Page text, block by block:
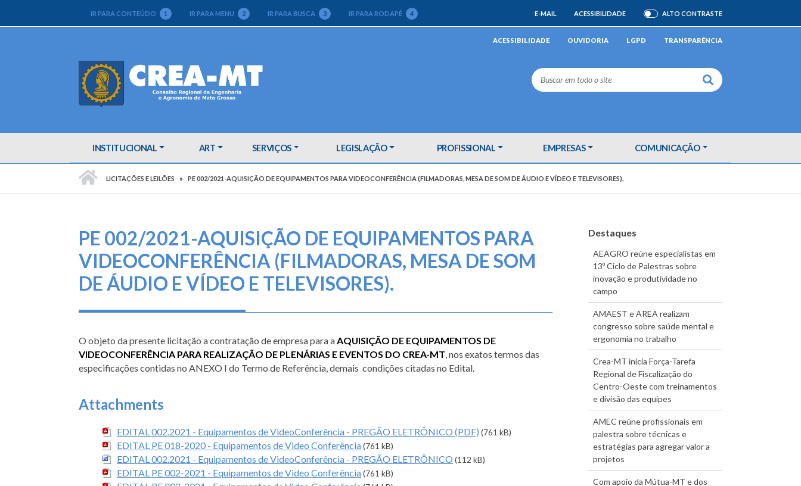
IR PARA CONTEÚDO 1 IR PARA MENU 2 IR PARA BUSCA 3 IR PARA RODAPÉ 4 E-MAIL ACESSIBILIDADE ATIVAR/DESATIVAR
ALTO CONTRASTE
ACESSIBILIDADE OUVIDORIA LGPD TRANSPARÊNCIA
Buscar
INSTITUCIONAL ART SERVIÇOS LEGISLAÇÃO PROFISSIONAL EMPRESAS COMUNICAÇÃO
LICITAÇÕES E LEILÕES PE 002/2021-AQUISIÇÃO DE EQUIPAMENTOS PARA VIDEOCONFERÊNCIA (FILMADORAS, MESA DE SOM DE ÁUDIO E VÍDEO E TELEVISORES).
PE 002/2021-AQUISIÇÃO DE EQUIPAMENTOS PARA
VIDEOCONFERÊNCIA (FILMADORAS, MESA DE SOM
DE ÁUDIO E VÍDEO E TELEVISORES).
O objeto da presente licitação a contratação de empresa para aAQUISIÇÃO DE EQUIPAMENTOS DE
VIDEOCONFERÊNCIA PARA REALIZAÇÃO DE PLENÁRIAS E EVENTOS DO CREA-MT, nos exatos termos das
especificações contidas no ANEXO I do Termo de Referência, demais condições citadas no Edital.
Attachments
EDITAL 002.2021 - Equipamentos de VideoConferência - PREGÃO ELETRÔNICO (PDF) (761 kB)
EDITAL PE 018-2020 - Equipamentos de Video Conferência(761 kB)
EDITAL 002.2021 - Equipamentos de VideoConferência - PREGÃO ELETRÔNICO (112 kB)
EDITAL PE 002-2021 - Equipamentos de Video Conferência(761 kB)
Destaques
AEAGRO reúne especialistas em
13º Ciclo de Palestras sobre
inovação e produtividade no
campo
AMAEST e AREA realizam
congresso sobre saúde mental e
ergonomia no trabalho
Crea-MT inicia Força-Tarefa
Regional de Fiscalização do
Centro-Oeste com treinamentos
e divisão das equipes
AMEC reúne profissionais em
palestra sobre técnicas e
estratégias para agregar valor a
projetos
Com apoio da Mútua-MT e dos